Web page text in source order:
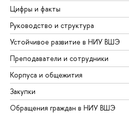
Цифры и факты
Руководство и структура
Устойчивое развитие в НИУ ВШЭ
Преподаватели и сотрудники
Корпуса и общежития
Закупки
Обращения граждан в НИУ ВШЭ